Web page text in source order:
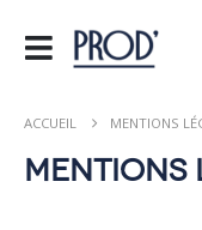
ACCUEIL MENTIONS